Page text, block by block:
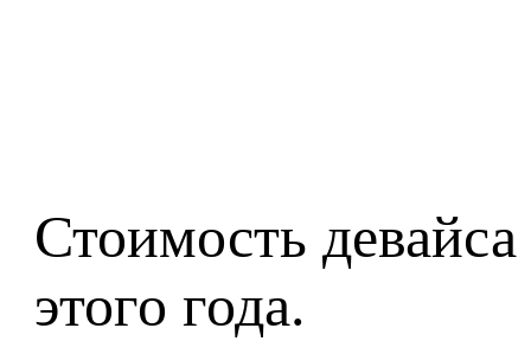
Стоимость
этого года.